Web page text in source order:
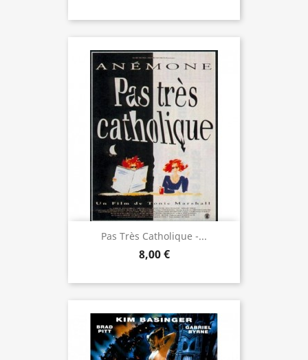
Pas Très Catholique -...
8,00 €